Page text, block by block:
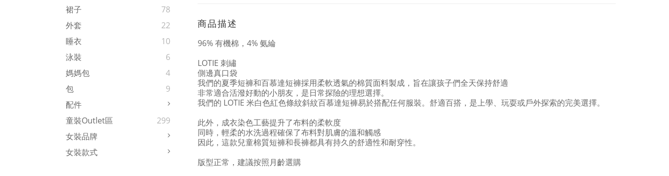
裙子
78
外套
22
睡衣
10
泳裝
6
媽媽包
4
包
9
配件
童裝Outlet區
299
女裝品牌
女裝款式
商品描述
96% 有機棉，4% 氨綸
LOTIE 刺繡
側邊真口袋
我們的夏季短褲和百慕達短褲採用柔軟透氣的棉質面料製成，旨在讓孩子們全天保持舒適
非常適合活潑好動的小朋友，是日常探險的理想選擇。
我們的 LOTIE 米白色紅色條紋斜紋百慕達短褲易於搭配任何服裝。舒適百搭，是上學、玩耍或戶外探索的完美選擇。
此外，成衣染色工藝提升了布料的柔軟度
同時，輕柔的水洗過程確保了布料對肌膚的溫和觸感
因此，這款兒童棉質短褲和長褲都具有持久的舒適性和耐穿性。
版型正常，建議按照月齡選購